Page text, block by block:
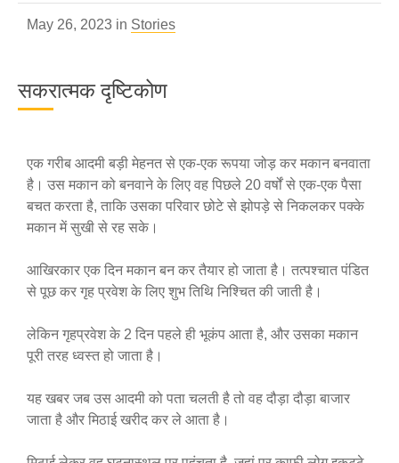
May 26, 2023 in Stories
सकरात्मक दृष्टिकोण
एक गरीब आदमी बड़ी मेहनत से एक-एक रूपया जोड़ कर मकान बनवाता
है। उस मकान को बनवाने के लिए वह पिछले 20 वर्षों से एक-एक पैसा
बचत करता है, ताकि उसका परिवार छोटे से झोपड़े से निकलकर पक्के
मकान में सुखी से रह सके।
आखिरकार एक दिन मकान बन कर तैयार हो जाता है। तत्पश्चात पंडित
से पूछ कर गृह प्रवेश के लिए शुभ तिथि निश्चित की जाती है।
लेकिन गृहप्रवेश के 2 दिन पहले ही भूकंप आता है, और उसका मकान
पूरी तरह ध्वस्त हो जाता है।
यह खबर जब उस आदमी को पता चलती है तो वह दौड़ा दौड़ा बाजार
जाता है और मिठाई खरीद कर ले आता है।